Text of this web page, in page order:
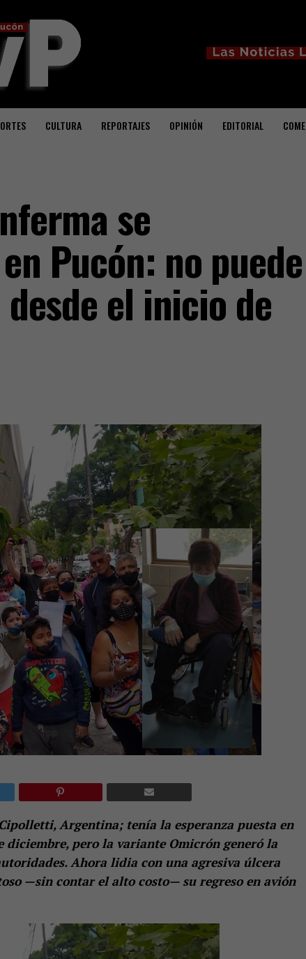
CULTURA REPORTAJES OPINIÓN EDITORIAL
se
Pucón: no puede
el inicio de
Argentina; tenía la esperanza puesta en
pero la variante Omicrón generó la
Ahora lidia con una agresiva úlcera
—sin contar el alto costo— su regreso en avión